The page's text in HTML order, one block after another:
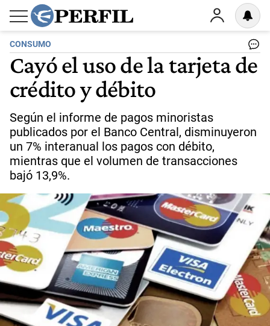
CONSUMO
Cayó el uso de la tarjeta de
crédito y débito
Según el informe de pagos minoristas
publicados por el Banco Central, disminuyeron
un 7% interanual los pagos con débito,
mientras que el volumen de transacciones
bajó 13,9%.